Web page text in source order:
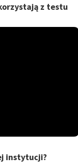
z testu
instytucji?